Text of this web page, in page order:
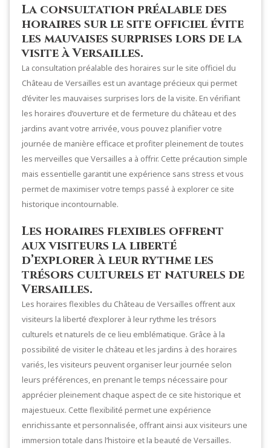
La consultation préalable des
horaires sur le site officiel évite
les mauvaises surprises lors de la
visite à Versailles.
La consultation préalable des horaires sur le site officiel du
Château de Versailles est un avantage précieux qui permet
d’éviter les mauvaises surprises lors de la visite. En vérifiant
les horaires d’ouverture et de fermeture du château et des
jardins avant votre arrivée, vous pouvez planifier votre
journée de manière efficace et profiter pleinement de toutes
les merveilles que Versailles a à offrir. Cette précaution simple
mais essentielle garantit une expérience sans stress et vous
permet de maximiser votre temps passé à explorer ce site
historique incontournable.
Les horaires flexibles offrent
aux visiteurs la liberté
d’explorer à leur rythme les
trésors culturels et naturels de
Versailles.
Les horaires flexibles du Château de Versailles offrent aux
visiteurs la liberté d’explorer à leur rythme les trésors
culturels et naturels de ce lieu emblématique. Grâce à la
possibilité de visiter le château et les jardins à des horaires
variés, les visiteurs peuvent organiser leur journée selon
leurs préférences, en prenant le temps nécessaire pour
apprécier pleinement chaque aspect de ce site historique et
majestueux. Cette flexibilité permet une expérience
enrichissante et personnalisée, offrant ainsi aux visiteurs une
immersion totale dans l’histoire et la beauté de Versailles.